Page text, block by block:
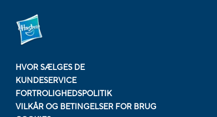
HVOR SÆLGES DE
KUNDESERVICE
FORTROLIGHEDSPOLITIK
VILKÅR OG BETINGELSER FOR BRUG